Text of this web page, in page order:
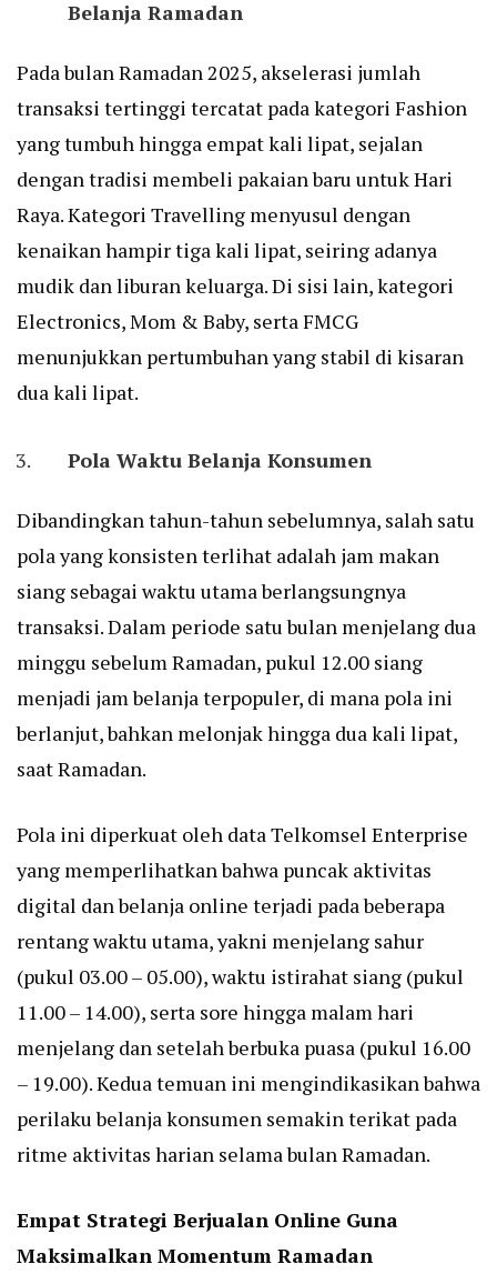
Belanja Ramadan
Pada bulan Ramadan 2025, akselerasi jumlah
transaksi tertinggi tercatat pada kategori Fashion
yang tumbuh hingga empat kali lipat, sejalan
dengan tradisi membeli pakaian baru untuk Hari
Raya. Kategori Travelling menyusul dengan
kenaikan hampir tiga kali lipat, seiring adanya
mudik dan liburan keluarga. Di sisi lain, kategori
Electronics, Mom & Baby, serta FMCG
menunjukkan pertumbuhan yang stabil di kisaran
dua kali lipat.
Pola Waktu Belanja Konsumen
Dibandingkan tahun-tahun sebelumnya, salah satu
pola yang konsisten terlihat adalah jam makan
siang sebagai waktu utama berlangsungnya
transaksi. Dalam periode satu bulan menjelang dua
minggu sebelum Ramadan, pukul 12.00 siang
menjadi jam belanja terpopuler, di mana pola ini
berlanjut, bahkan melonjak hingga dua kali lipat,
saat Ramadan.
Pola ini diperkuat oleh data Telkomsel Enterprise
yang memperlihatkan bahwa puncak aktivitas
digital dan belanja online terjadi pada beberapa
rentang waktu utama, yakni menjelang sahur
(pukul 03.00 – 05.00), waktu istirahat siang (pukul
11.00 – 14.00), serta sore hingga malam hari
menjelang dan setelah berbuka puasa (pukul 16.00
– 19.00). Kedua temuan ini mengindikasikan bahwa
perilaku belanja konsumen semakin terikat pada
ritme aktivitas harian selama bulan Ramadan.
Empat Strategi Berjualan Online Guna
Maksimalkan Momentum Ramadan